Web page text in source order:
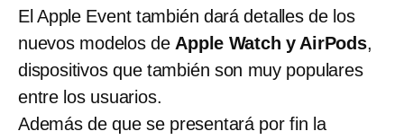
El Apple Event también dará detalles de los
nuevos modelos de Apple Watch y AirPods,
dispositivos que también son muy populares
entre los usuarios.
Además de que se presentará por fin la